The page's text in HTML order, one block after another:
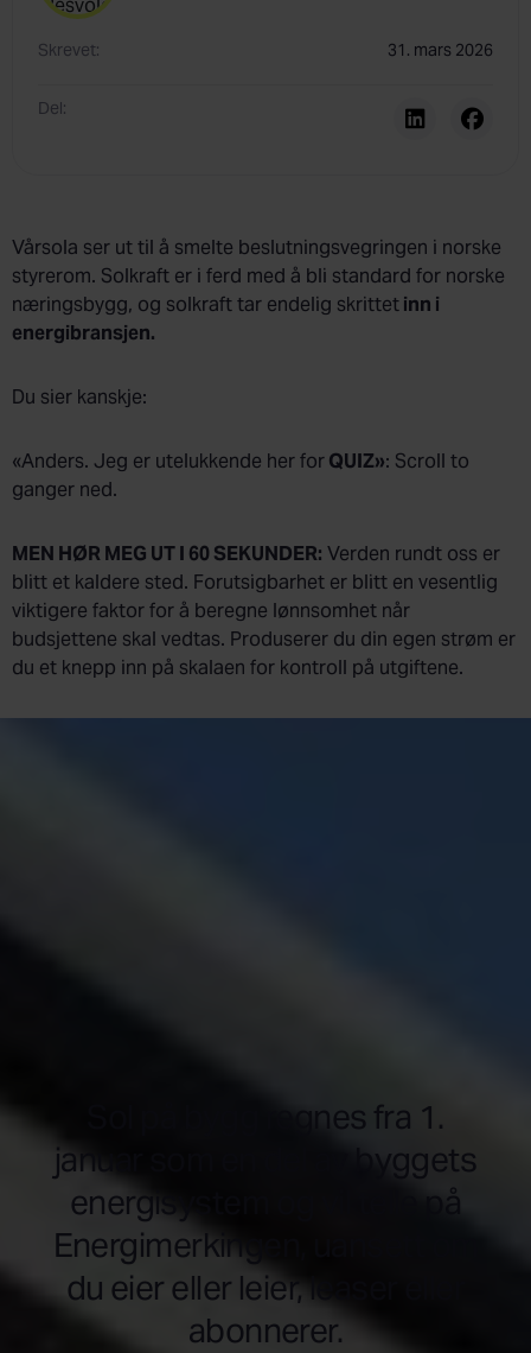
Skrevet: 31. mars 2026
Del:
Vårsola ser ut til å smelte beslutningsvegringen i norske
styrerom. Solkraft er i ferd med å bli standard for norske
næringsbygg, og solkraft tar endelig skrittetinn i
energibransjen.
Du sier kanskje:
«Anders. Jeg er utelukkende her forQUIZ»: Scroll to
ganger ned.
MEN HØR MEG UT I 60 SEKUNDER: Verden rundt oss er
blitt et kaldere sted. Forutsigbarhet er blitt en vesentlig
viktigere faktor for å beregne lønnsomhet når
budsjettene skal vedtas. Produserer du din egen strøm er
du et knepp inn på skalaen for kontroll på utgiftene.
Sol på bygg regnes fra 1.
januar som en del av byggets
energisystem og vil telle på
Energimerkingen, uansett om
du eier eller leier, leaser eller
abonnerer.